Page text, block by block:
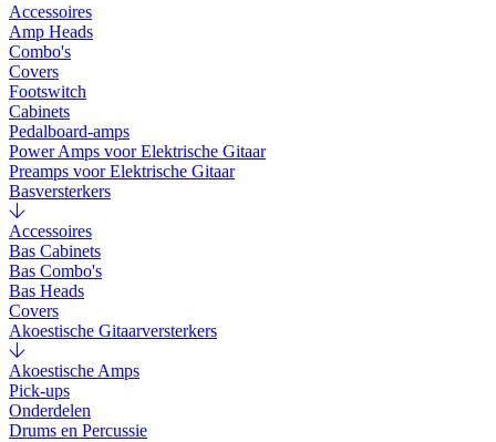
Accessoires
Amp Heads
Combo's
Covers
Footswitch
Cabinets
Pedalboard-amps
Power Amps voor Elektrische Gitaar
Preamps voor Elektrische Gitaar
Basversterkers
Accessoires
Bas Cabinets
Bas Combo's
Bas Heads
Covers
Akoestische Gitaarversterkers
Akoestische Amps
Pick-ups
Onderdelen
Drums en Percussie